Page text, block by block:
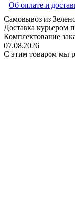
Об оплате и
Самовывоз из
Доставка курьером
Комплектование
07.08.2026
С этим товаром мы